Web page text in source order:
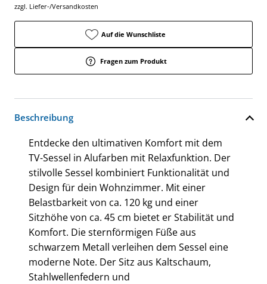
zzgl. Liefer-/Versandkosten
Auf die Wunschliste
Fragen zum Produkt
Beschreibung
Entdecke den ultimativen Komfort mit dem
TV-Sessel in Alufarben mit Relaxfunktion. Der
stilvolle Sessel kombiniert Funktionalität und
Design für dein Wohnzimmer. Mit einer
Belastbarkeit von ca. 120 kg und einer
Sitzhöhe von ca. 45 cm bietet er Stabilität und
Komfort. Die sternförmigen Füße aus
schwarzem Metall verleihen dem Sessel eine
moderne Note. Der Sitz aus Kaltschaum,
Stahlwellenfedern und